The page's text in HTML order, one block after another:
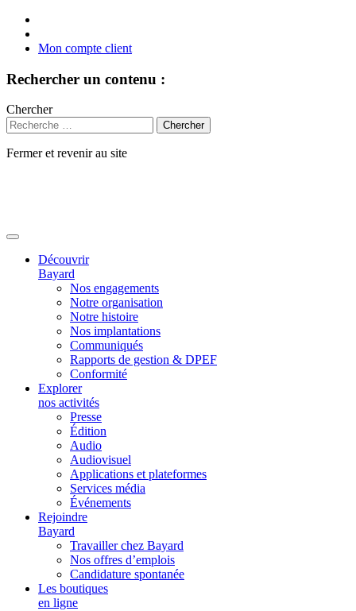
Mon compte client
Rechercher un contenu :
Chercher
Fermer et revenir au site
Découvrir
Bayard
Nos engagements
Notre organisation
Notre histoire
Nos implantations
Communiqués
Rapports de gestion & DPEF
Conformité
Explorer
nos activités
Presse
Édition
Audio
Audiovisuel
Applications et plateformes
Services média
Événements
Rejoindre
Bayard
Travailler chez Bayard
Nos offres d’emplois
Candidature spontanée
Les boutiques
en ligne